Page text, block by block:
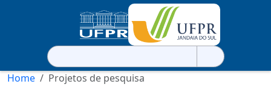
Pesquisar
por:
Home
Projetos de pesquisa